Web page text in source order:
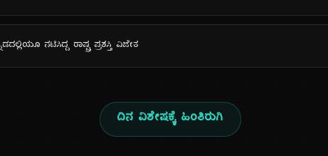
ನಟಿಸಿದ್ದ ರಾಷ್ಟ್ರ ಪ್ರಶಸ್ತಿ ವಿಜೇತ
ದಿನ ವಿಶೇಷಕ್ಕೆ ಹಿಂತಿರುಗಿ